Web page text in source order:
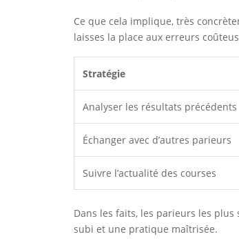
Ce que cela implique, très
laisses la place aux erreurs
Stratégie
Analyser les résultats précédents
Échanger avec d’autres parieurs
Suivre l’actualité des courses
Dans les faits, les parieurs les
subi et une pratique maîtrisée.